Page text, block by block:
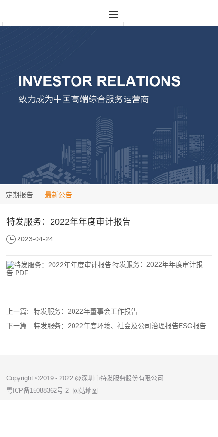
定期报告 最新公告
特发服务：2022年年度审计报告
2023-04-24
特发服务：2022年年度审计报
告.PDF
上一篇:
特发服务：2022年董事会工作报告
下一篇:
特发服务：2022年度环境、社会及公司治理报告ESG报告
Copyright ©2019 - 2022 @深圳市特发服务股份有限公司
粤ICP备15088362号-2
网站地图